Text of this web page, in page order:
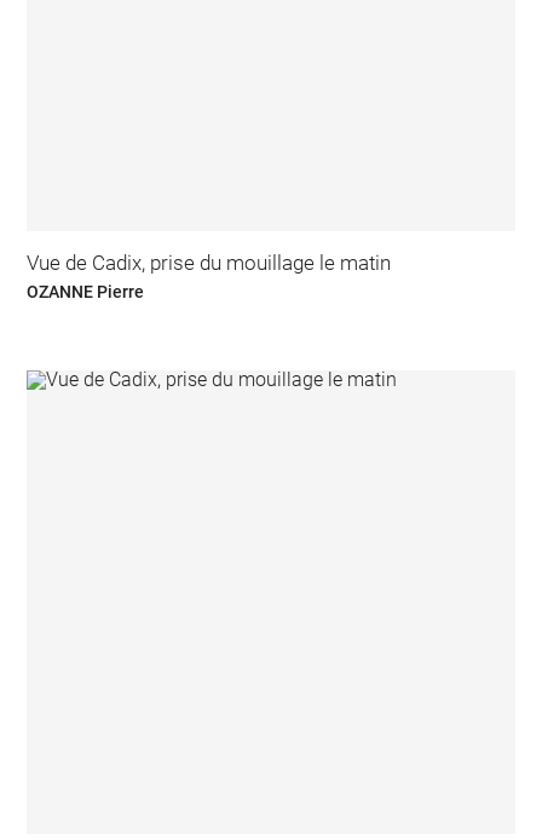
Vue de Cadix, prise du mouillage le matin
OZANNE Pierre